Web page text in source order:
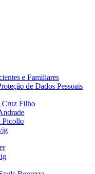
e Familiares
de Dados Pessoais
Cruz Filho
Picollo